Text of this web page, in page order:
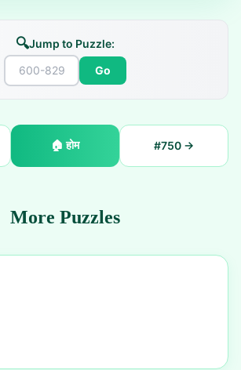
🔍Jump to Puzzle:
Go
🏠होम #750→
More Puzzles